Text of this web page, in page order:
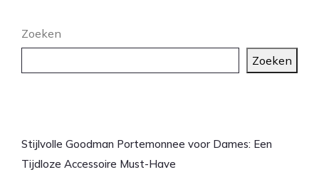
Zoeken
Zoeken
Stijlvolle Goodman Portemonnee voor Dames: Een
Tijdloze Accessoire Must-Have